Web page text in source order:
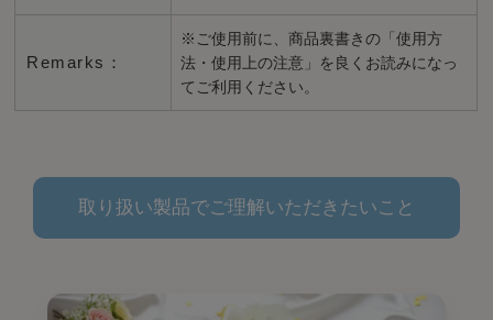
Remarks：
※ご使用前に、商品裏書きの「使用方
法・使用上の注意」を良くお読みになっ
てご利用ください。
取り扱い製品でご理解いただきたいこと